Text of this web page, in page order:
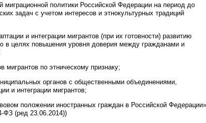
миграционной политики Российской Федерации на период до
задач с учетом интересов и этнокультурных традиций
и интеграции мигрантов (при их готовности) развитию
в целях повышения уровня доверия между гражданами и
по этническому признаку;
органов с общественными объединениями,
и интеграции мигрантов;
положении иностранных граждан в Российской Федерации»
ФЗ (ред 23.06.2014))